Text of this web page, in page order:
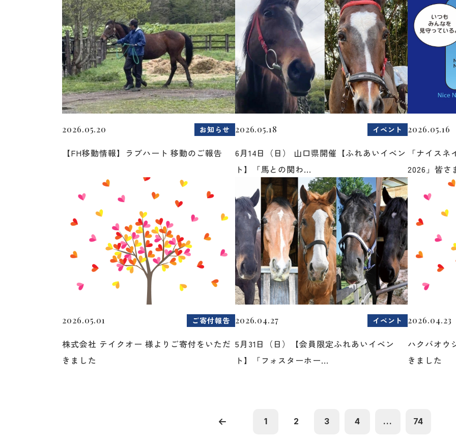
2026.05.20 お知らせ
【FH移動情報】ラブハート 移動のご報告
2026.05.18 イベント
6月14日（日） 山口県開催【ふれあいイベン
ト】「馬との関わ...
2026.05.16
「ナイス
2026」皆さ
2026.05.01 ご寄付報告
株式会社 テイクオー 様よりご寄付をいただ
きました
2026.04.27 イベント
5月31日（日）【会員限定ふれあいイベン
ト】「フォスターホー...
2026.04.23
ハクバオウ
きました
1 2 3 4 ... 74